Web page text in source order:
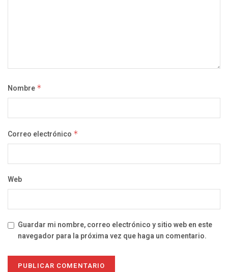
Nombre *
Correo electrónico *
Web
Guardar mi nombre, correo electrónico y sitio web en este
navegador para la próxima vez que haga un comentario.